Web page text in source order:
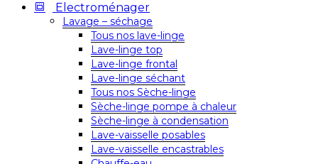
Electroménager
Lavage – séchage
Tous nos lave-linge
Lave-linge top
Lave-linge frontal
Lave-linge séchant
Tous nos Sèche-linge
Sèche-linge pompe à chaleur
Sèche-linge à condensation
Lave-vaisselle posables
Lave-vaisselle encastrables